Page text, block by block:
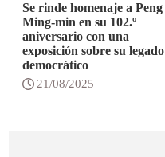
Se rinde homenaje a Peng
Ming-min en su 102.º
aniversario con una
exposición sobre su legado
democrático
21/08/2025